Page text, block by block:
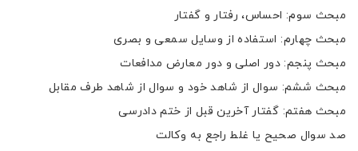
مبحث سوم: احساس، رفتار و گفتار
مبحث چهارم: استفاده از وسایل سمعی و بصری
مبحث پنجم: دور اصلی و دور معارض مدافعات
مبحث ششم: سوال از شاهد خود و سوال از شاهد طرف مقابل
مبحث هفتم: گفتار آخرین قبل از ختم دادرسی
صد سوال صحیح یا غلط راجع به وکالت